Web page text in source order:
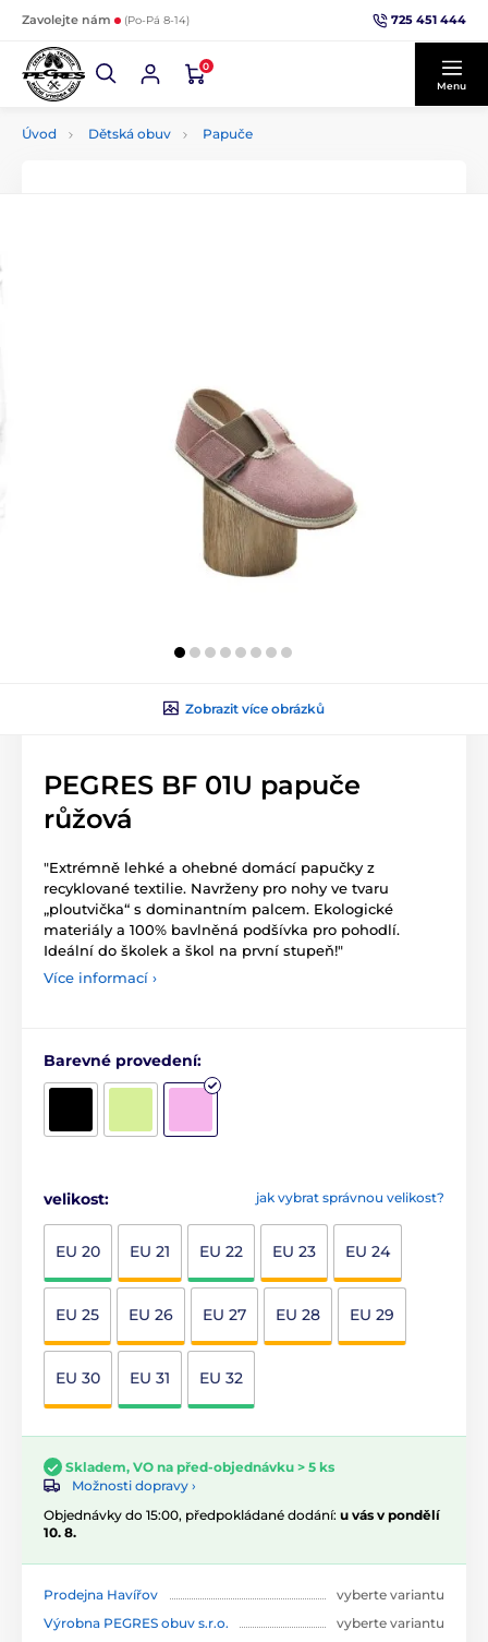
Zavolejte nám (Po-Pá 8-14) 725 451 444
0
Menu
Úvod Dětská obuv Papuče
Zobrazit více obrázků
PEGRES BF 01U papuče
růžová
"Extrémně lehké a ohebné domácí papučky z
recyklované textilie. Navrženy pro nohy ve tvaru
„ploutvička“ s dominantním palcem. Ekologické
materiály a 100% bavlněná podšívka pro pohodlí.
Ideální do školek a škol na první stupeň!"
Více informací ›
Barevné provedení:
jak vybrat správnou velikost?
velikost:
EU 20 EU 21 EU 22 EU 23 EU 24
EU 25 EU 26 EU 27 EU 28 EU 29
EU 30 EU 31 EU 32
Skladem, VO na před-objednávku > 5 ks
Možnosti dopravy ›
Objednávky do 15:00, předpokládané dodání: u vás v pondělí
10. 8.
Prodejna Havířov
vyberte variantu
Výrobna PEGRES obuv s.r.o.
vyberte variantu